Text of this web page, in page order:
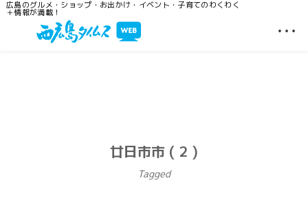
広島のグルメ・ショップ・お出かけ・イベント・子育てのわくわく
＋情報が満載！
…
廿日市市 ( 2 )
Tagged